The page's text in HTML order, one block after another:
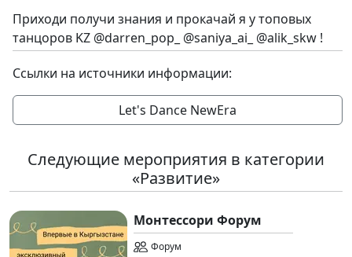
Приходи получи знания и прокачай я у топовых
танцоров KZ @darren_pop_ @saniya_ai_ @alik_skw !
Ссылки на источники информации:
Let's Dance NewEra
Следующие мероприятия в категории
«Развитие»
Монтессори Форум
Форум